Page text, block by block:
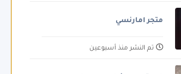
متجر امارنسي
تم النشر منذ أسبوعين